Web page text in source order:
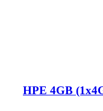
HPE 4GB